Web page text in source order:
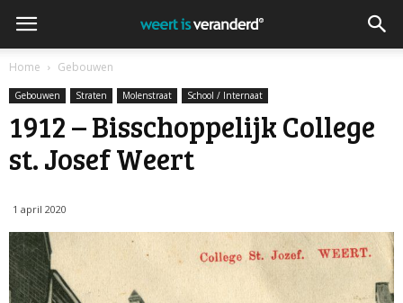
Home Gebouwen
Gebouwen Straten Molenstraat School / Internaat
1912 – Bisschoppelijk College
st. Josef Weert
1 april 2020